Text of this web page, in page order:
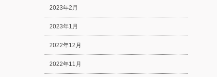
2023年2月
2023年1月
2022年12月
2022年11月